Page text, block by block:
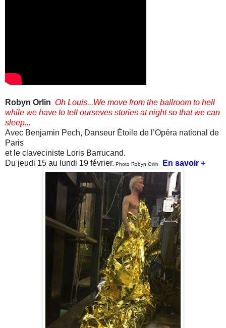
Robyn Orlin Oh Louis...We move from the ballroom to hell
while we have to tell ourseves stories at night so that we can
sleep...
Avec Benjamin Pech, Danseur Étoile de l’Opéra national de
Paris
et le claveciniste Loris Barrucand.
Du jeudi 15 au lundi 19 février. Photo Robyn Orlin En savoir +